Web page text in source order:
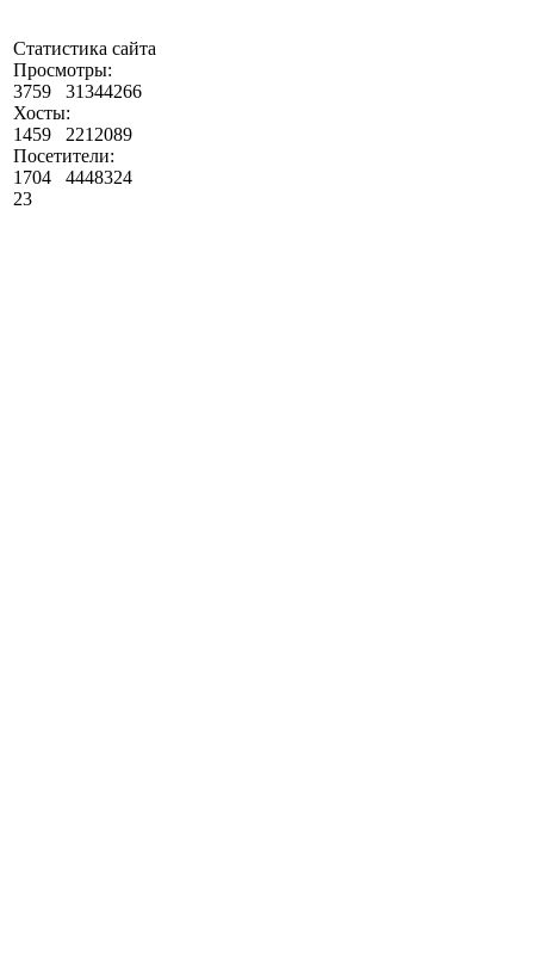
Статистика сайта
Просмотры:
3759
31344266
Хосты:
1459
2212089
Посетители:
1704
4448324
23